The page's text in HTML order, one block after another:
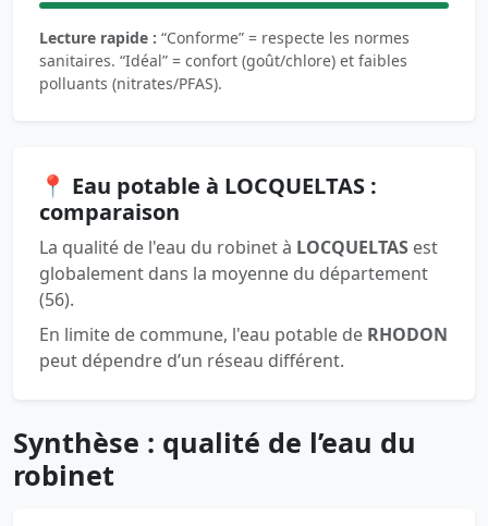
Lecture rapide : “Conforme” = respecte les normes
sanitaires. “Idéal” = confort (goût/chlore) et faibles
polluants (nitrates/PFAS).
📍 Eau potable à LOCQUELTAS :
comparaison
La qualité de l'eau du robinet à LOCQUELTAS est
globalement dans la moyenne du département
(56).
En limite de commune, l'eau potable de RHODON
peut dépendre d’un réseau différent.
Synthèse : qualité de l’eau du
robinet